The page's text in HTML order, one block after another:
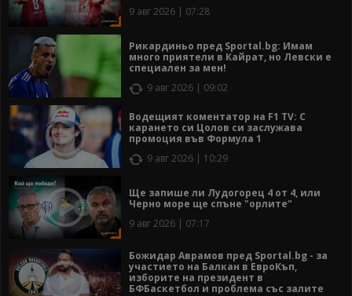
9 авг 2026 | 07:28
Рикардиньо пред Sportal.bg: Имам
много приятели в Кайрат, но Левски е
специален за мен!
9 авг 2026 | 09:02
Водещият коментатор на F1 TV: С
карането си Цолов си заслужава
промоция във Формула 1
9 авг 2026 | 10:29
Ще запише ли Лудогорец 4 от 4, или
Черно море ще спъне "орлите"
9 авг 2026 | 07:17
Божидар Аврамов пред Sportal.bg - за
участието на Балкан в ЕвроКъп,
изборите на президент в
БФБаскетбол и проблема със залите